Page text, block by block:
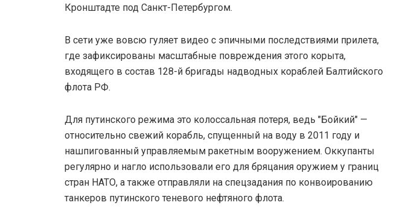
Кронштадте под Санкт-Петербургом.
В сети уже вовсю гуляет видео с эпичными последствиями прилета,
где зафиксированы масштабные повреждения этого корыта,
входящего в состав 128-й бригады надводных кораблей Балтийского
флота РФ.
Для путинского режима это колоссальная потеря, ведь "Бойкий" —
относительно свежий корабль, спущенный на воду в 2011 году и
нашпигованный управляемым ракетным вооружением. Оккупанты
регулярно и нагло использовали его для бряцания оружием у границ
стран НАТО, а также отправляли на спецзадания по конвоированию
танкеров путинского теневого нефтяного флота.